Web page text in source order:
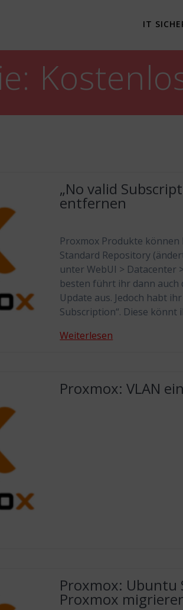
IT
„No valid
entfernen
Proxmox Produkte
Standard Repository
unter WebUI > Datacenter
besten führt ihr dann auch
Update aus. Jedoch habt
Subscription“. Diese
Weiterlesen
Proxmox: VLAN
Proxmox: Ubuntu
Proxmox